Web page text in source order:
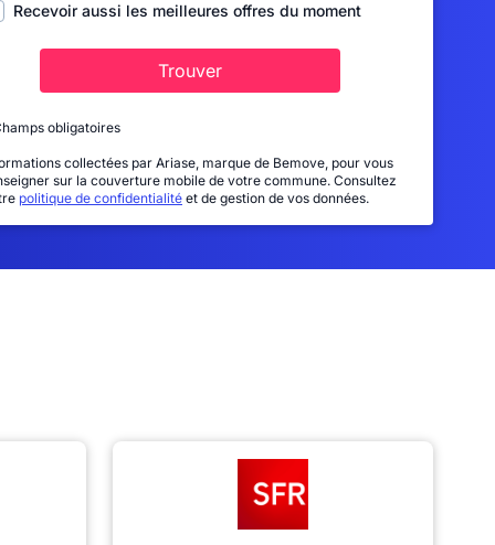
Recevoir aussi les meilleures offres du moment
Trouver
obligatoires
collectées par Ariase, marque de Bemove, pour vous
sur la couverture mobile de votre commune. Consultez
politique de confidentialité et de gestion de vos données.